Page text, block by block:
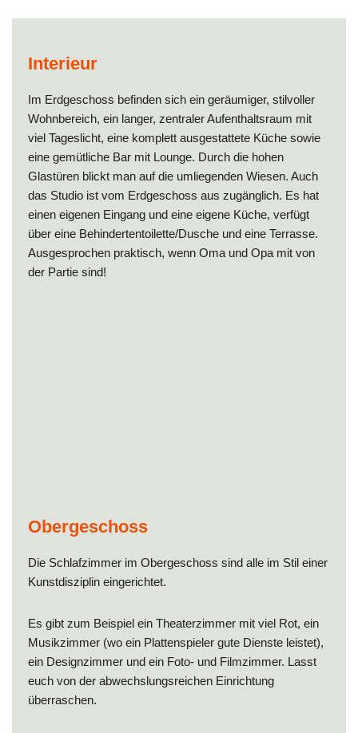
Interieur
Im Erdgeschoss befinden sich ein geräumiger, stilvoller
Wohnbereich, ein langer, zentraler Aufenthaltsraum mit
viel Tageslicht, eine komplett ausgestattete Küche sowie
eine gemütliche Bar mit Lounge. Durch die hohen
Glastüren blickt man auf die umliegenden Wiesen. Auch
das Studio ist vom Erdgeschoss aus zugänglich. Es hat
einen eigenen Eingang und eine eigene Küche, verfügt
über eine Behindertentoilette/Dusche und eine Terrasse.
Ausgesprochen praktisch, wenn Oma und Opa mit von
der Partie sind!
Obergeschoss
Die Schlafzimmer im Obergeschoss sind alle im Stil einer
Kunstdisziplin eingerichtet.
Es gibt zum Beispiel ein Theaterzimmer mit viel Rot, ein
Musikzimmer (wo ein Plattenspieler gute Dienste leistet),
ein Designzimmer und ein Foto- und Filmzimmer. Lasst
euch von der abwechslungsreichen Einrichtung
überraschen.